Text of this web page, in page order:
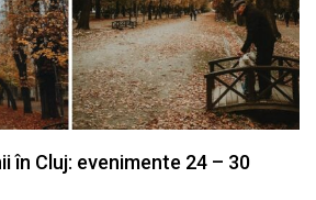
în Cluj: evenimente 24 – 30